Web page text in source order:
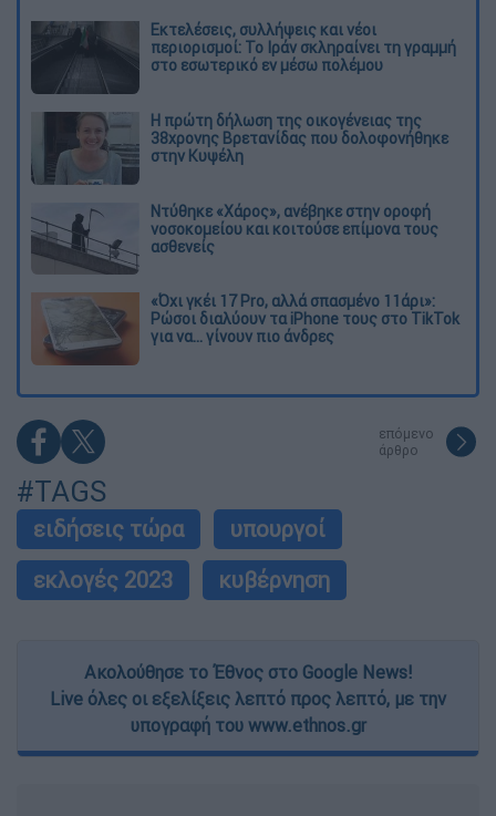
Εκτελέσεις, συλλήψεις και νέοι
περιορισμοί: Το Ιράν σκληραίνει τη γραμμή
στο εσωτερικό εν μέσω πολέμου
Η πρώτη δήλωση της οικογένειας της
38χρονης Βρετανίδας που δολοφονήθηκε
στην Κυψέλη
Ντύθηκε «Χάρος», ανέβηκε στην οροφή
νοσοκομείου και κοιτούσε επίμονα τους
ασθενείς
«Όχι γκέι 17 Pro, αλλά σπασμένο 11άρι»:
Ρώσοι διαλύουν τα iPhone τους στο TikTok
για να... γίνουν πιο άνδρες
επόμενο
άρθρο
#TAGS
ειδήσεις τώρα
υπουργοί
εκλογές 2023
κυβέρνηση
Ακολούθησε το Έθνος στο Google News!
Live όλες οι εξελίξεις λεπτό προς λεπτό, με την
υπογραφή του www.ethnos.gr